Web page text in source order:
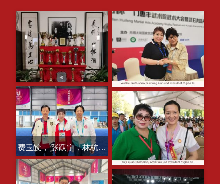
费玉皎， 张跃宁，林杭贵 Meisterin Fei Yaoning Zhang